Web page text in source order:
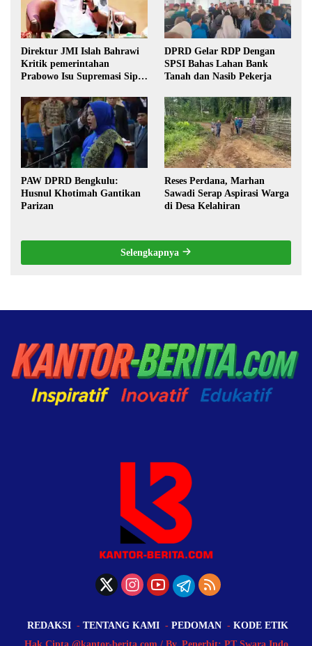
Direktur JMI Islah Bahrawi
Kritik pemerintahan
Prabowo Isu Supremasi Sipil,
Pilkada oleh DPRD
DPRD Gelar RDP Dengan
SPSI Bahas Lahan Bank
Tanah dan Nasib Pekerja
PAW DPRD Bengkulu:
Husnul Khotimah Gantikan
Parizan
Reses Perdana, Marhan
Sawadi Serap Aspirasi Warga
di Desa Kelahiran
Selengkapnya
REDAKSI TENTANG KAMI PEDOMAN
KODE ETIK